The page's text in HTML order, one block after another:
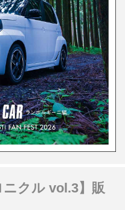
ニクル vol.3】販